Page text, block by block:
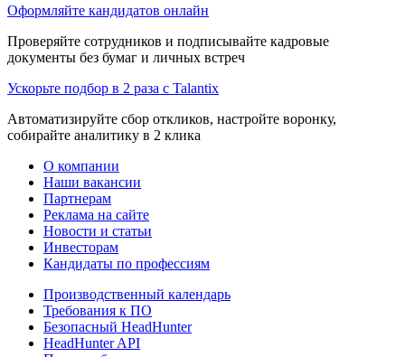
Оформляйте кандидатов онлайн
Проверяйте сотрудников и подписывайте кадровые
документы без бумаг и личных встреч
Ускорьте подбор в 2 раза с Talantix
Автоматизируйте сбор откликов, настройте воронку,
собирайте аналитику в 2 клика
О компании
Наши вакансии
Партнерам
Реклама на сайте
Новости и статьи
Инвесторам
Кандидаты по профессиям
Производственный календарь
Требования к ПО
Безопасный HeadHunter
HeadHunter API